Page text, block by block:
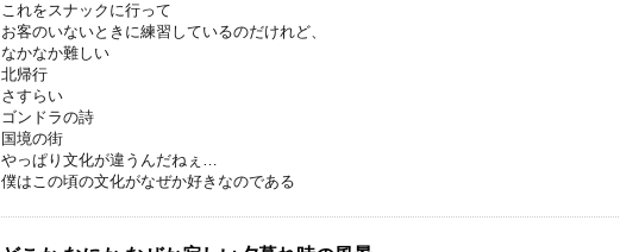
これをスナックに行って
お客のいないときに練習しているのだけれど、
なかなか難しい
北帰行
さすらい
ゴンドラの詩
国境の街
やっぱり文化が違うんだねぇ…
僕はこの頃の文化がなぜか好きなのである